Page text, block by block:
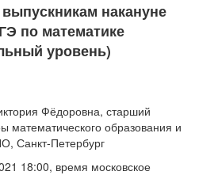
накануне
по математике
уровень)
Фёдоровна, старший
математического образования и
Санкт-Петербург
18:00, время московское